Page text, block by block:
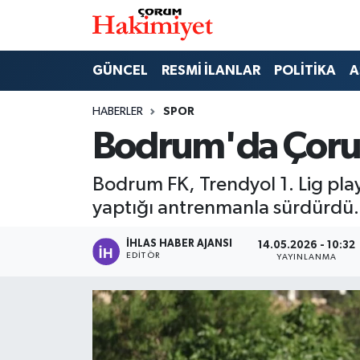
GÜNCEL RESMİ İLANLAR POLİTİKA
HABERLER SPOR
Bodrum'da
Bodrum FK, Trendyol 1. Lig
yaptığı antrenmanla sürdürdü.
İHLAS HABER AJANSI
EDITÖR
14.05.2026 - 10:32
YAYINLANMA
GÜNCEL
AKTÜEL
Nöbetçi Eczaneler
Çorum Namaz Vakitleri
Trafik Durumu
Tüm Manşetler
Son Dakika Haberleri
Haber Arşivi